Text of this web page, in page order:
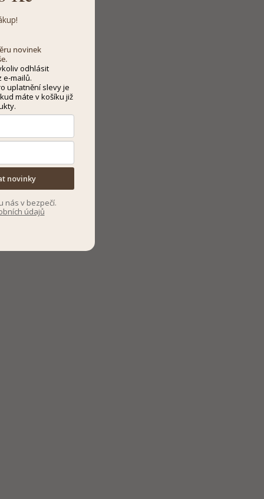
novinek
odhlásit
e-mailů.
uplatnění slevy je
máte v košíku již
novinky
nás v bezpečí.
údajů